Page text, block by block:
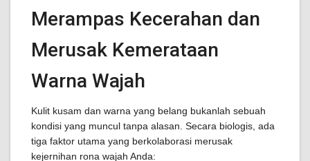
Merampas Kecerahan dan
Merusak Kemerataan
Warna Wajah
Kulit kusam dan warna yang belang bukanlah sebuah
kondisi yang muncul tanpa alasan. Secara biologis, ada
tiga faktor utama yang berkolaborasi merusak
kejernihan rona wajah Anda: